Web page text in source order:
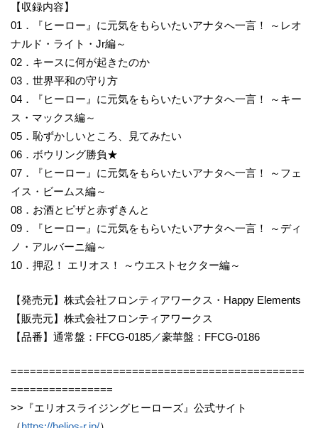
【収録内容】
01．『ヒーロー』に元気をもらいたいアナタへ一言！ ～レオ
ナルド・ライト・Jr編～
02．キースに何が起きたのか
03．世界平和の守り方
04．『ヒーロー』に元気をもらいたいアナタへ一言！ ～キー
ス・マックス編～
05．恥ずかしいところ、見てみたい
06．ボウリング勝負★
07．『ヒーロー』に元気をもらいたいアナタへ一言！ ～フェ
イス・ビームス編～
08．お酒とピザと赤ずきんと
09．『ヒーロー』に元気をもらいたいアナタへ一言！ ～ディ
ノ・アルバーニ編～
10．押忍！ エリオス！ ～ウエストセクター編～
【発売元】株式会社フロンティアワークス・Happy Elements
【販売元】株式会社フロンティアワークス
【品番】通常盤：FFCG-0185／豪華盤：FFCG-0186
==============================================
================
>>『エリオスライジングヒーローズ』公式サイト